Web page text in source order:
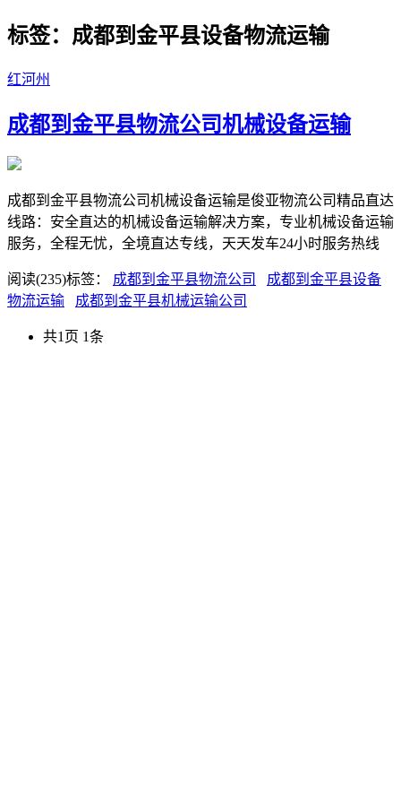
标签：成都到金平县设备物流运输
红河州
成都到金平县物流公司机械设备运输
成都到金平县物流公司机械设备运输是俊亚物流公司精品直达
线路：安全直达的机械设备运输解决方案，专业机械设备运输
服务，全程无忧，全境直达专线，天天发车24小时服务热线
阅读(235)标签： 成都到金平县物流公司
成都到金平县设备
物流运输
成都到金平县机械运输公司
共1页 1条